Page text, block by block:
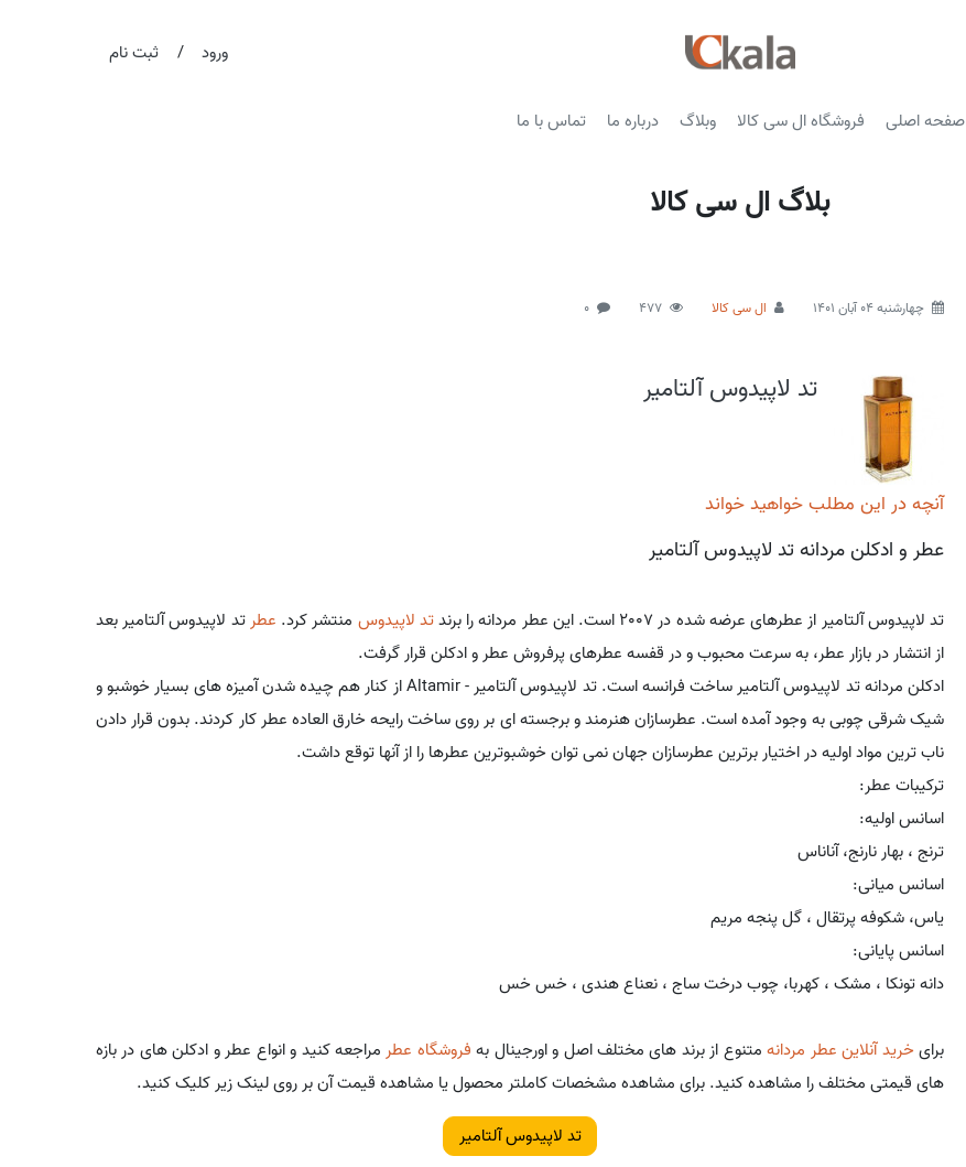
ورود / ثبت نام
صفحه اصلی فروشگاه ال سی کالا وبلاگ درباره ما تماس با ما
بلاگ ال سی کالا
چهارشنبه 04 آبان 1401 ال سی کالا 477
0
تد لاپیدوس آلتامیر
آنچه در این مطلب خواهید خواند
عطر و ادکلن مردانه تد لاپیدوس آلتامیر
تد لاپیدوس آلتامیر از عطرهای عرضه شده در 2007 است. این عطر مردانه را برند تد لاپیدوس منتشر کرد. عطر تد لاپیدوس آلتامیر بعد
از انتشار در بازار عطر، به سرعت محبوب و در قفسه عطرهای پرفروش عطر و ادکلن قرار گرفت.
ادکلن مردانه تد لاپیدوس آلتامیر ساخت فرانسه است. تد لاپیدوس آلتامیر - Altamir از کنار هم چیده شدن آمیزه های بسیار خوشبو و
شیک شرقی چوبی به وجود آمده است. عطرسازان هنرمند و برجسته ای بر روی ساخت رایحه خارق العاده عطر کار کردند. بدون قرار دادن
ناب ترین مواد اولیه در اختیار برترین عطرسازان جهان نمی توان خوشبوترین عطرها را از آنها توقع داشت.
ترکیبات عطر:
اسانس اولیه:
ترنج ، بهار نارنج، آناناس
اسانس میانی:
یاس، شکوفه پرتقال ، گل پنجه مریم
اسانس پایانی:
دانه تونکا ، مشک ، کهربا، چوب درخت ساج ، نعناع هندی ، خس خس
برایخرید آنلاین عطر مردانهمتنوع از برند های مختلف اصل و اورجینال به فروشگاه عطر مراجعه کنید و انواع عطر و ادکلن های در بازه
های قیمتی مختلف را مشاهده کنید. برای مشاهده مشخصات کاملتر محصول یا مشاهده قیمت آن بر روی لینک زیر کلیک کنید.
تد لاپیدوس آلتامیر